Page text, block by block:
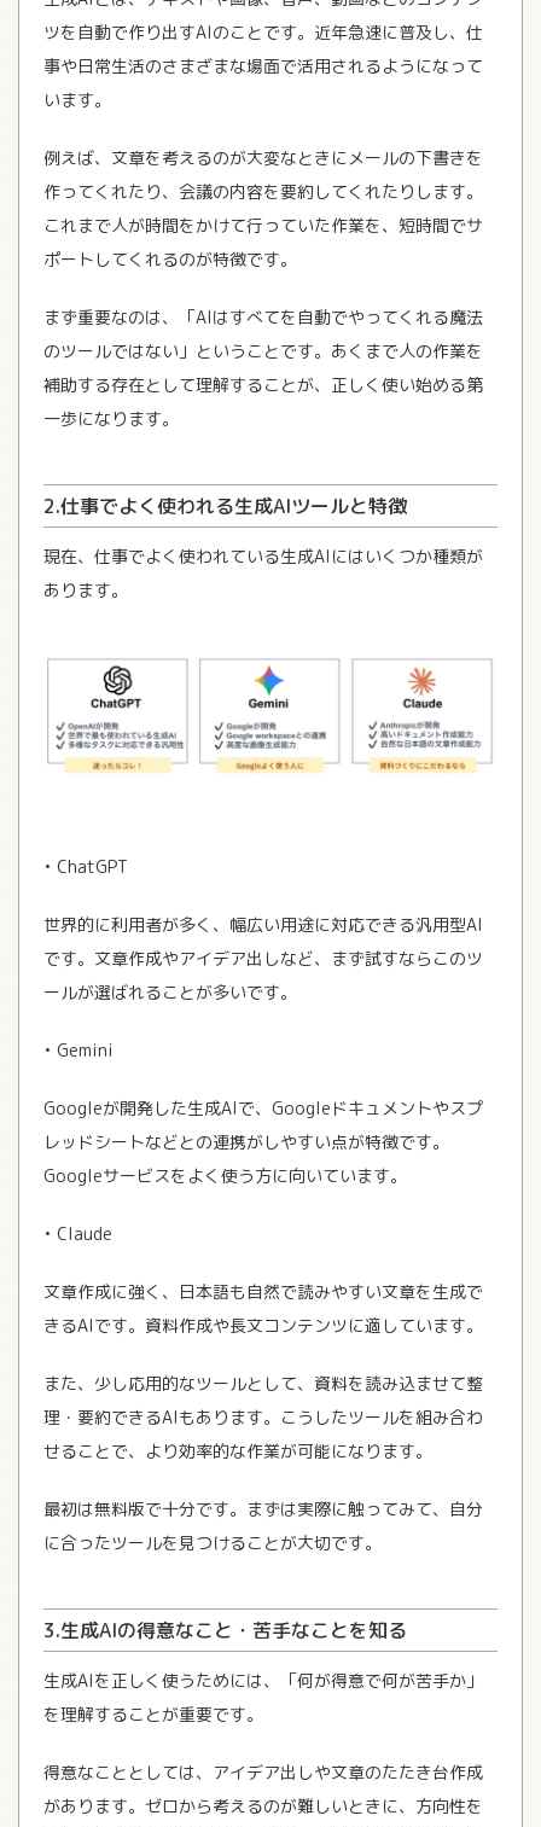
ツを自動で作り出すAIのことです。近年急速に普及し、仕
事や日常生活のさまざまな場面で活用されるようになって
います。
例えば、文章を考えるのが大変なときにメールの下書きを
作ってくれたり、会議の内容を要約してくれたりします。
これまで人が時間をかけて行っていた作業を、短時間でサ
ポートしてくれるのが特徴です。
まず重要なのは、「AIはすべてを自動でやってくれる魔法
のツールではない」ということです。あくまで人の作業を
補助する存在として理解することが、正しく使い始める第
一歩になります。
2.仕事でよく使われる生成AIツールと特徴
現在、仕事でよく使われている生成AIにはいくつか種類が
あります。
• ChatGPT
世界的に利用者が多く、幅広い用途に対応できる汎用型AI
です。文章作成やアイデア出しなど、まず試すならこのツ
ールが選ばれることが多いです。
• Gemini
Googleが開発した生成AIで、Googleドキュメントやスプ
レッドシートなどとの連携がしやすい点が特徴です。
Googleサービスをよく使う方に向いています。
• Claude
文章作成に強く、日本語も自然で読みやすい文章を生成で
きるAIです。資料作成や長文コンテンツに適しています。
また、少し応用的なツールとして、資料を読み込ませて整
理・要約できるAIもあります。こうしたツールを組み合わ
せることで、より効率的な作業が可能になります。
最初は無料版で十分です。まずは実際に触ってみて、自分
に合ったツールを見つけることが大切です。
3.生成AIの得意なこと・苦手なことを知る
生成AIを正しく使うためには、「何が得意で何が苦手か」
を理解することが重要です。
得意なこととしては、アイデア出しや文章のたたき台作成
があります。ゼロから考えるのが難しいときに、方向性を